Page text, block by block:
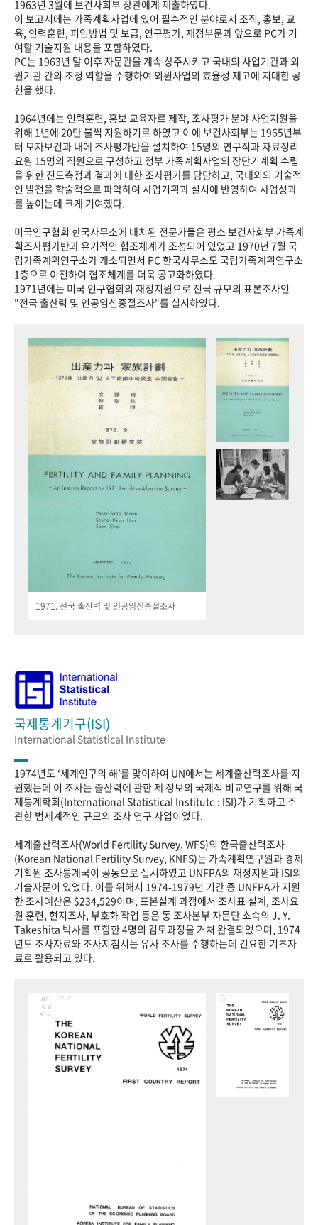
1963년 3월에 보건사회부 장관에게 제출하였다.
이 보고서에는 가족계획사업에 있어 필수적인 분야로서 조직, 홍보, 교
육, 인력훈련, 피임방법 및 보급, 연구평가, 재정부문과 앞으로 PC가 기
여할 기술지원 내용을 포함하였다.
PC는 1963년 말 이후 자문관을 계속 상주시키고 국내의 사업기관과 외
원기관 간의 조정 역할을 수행하여 외원사업의 효율성 제고에 지대한 공
헌을 했다.
1964년에는 인력훈련, 홍보 교육자료 제작, 조사평가 분야 사업지원을
위해 1년에 20만 불씩 지원하기로 하였고 이에 보건사회부는 1965년부
터 모자보건과 내에 조사평가반을 설치하여 15명의 연구직과 자료정리
요원 15명의 직원으로 구성하고 정부 가족계획사업의 장단기계획 수립
을 위한 진도측정과 결과에 대한 조사평가를 담당하고, 국내외의 기술적
인 발전을 학술적으로 파악하여 사업기획과 실시에 반영하여 사업성과
를 높이는데 크게 기여했다.
미국인구협회 한국사무소에 배치된 전문가들은 평소 보건사회부 가족계
획조사평가반과 유기적인 협조체계가 조성되어 있었고 1970년 7월 국
립가족계획연구소가 개소되면서 PC 한국사무소도 국립가족계획연구소
1층으로 이전하여 협조체계를 더욱 공고화하였다.
1971년에는 미국 인구협회의 재정지원으로 전국 규모의 표본조사인
"전국 출산력 및 인공임신중절조사"를 실시하였다.
1971. 전국 출산력 및 인공임신중절조사
국제통계기구(ISI)
International Statistical Institute
1974년도 ‘세계인구의 해’를 맞이하여 UN에서는 세계출산력조사를 지
원했는데 이 조사는 출산력에 관한 제 정보의 국제적 비교연구를 위해 국
제통계학회(International Statistical Institute : ISI)가 기획하고 주
관한 범세계적인 규모의 조사 연구 사업이었다.
세계출산력조사(World Fertility Survey, WFS)의 한국출산력조사
(Korean National Fertility Survey, KNFS)는 가족계획연구원과 경제
기획원 조사통계국이 공동으로 실시하였고 UNFPA의 재정지원과 ISI의
기술자문이 있었다. 이를 위해서 1974-1979년 기간 중 UNFPA가 지원
한 조사예산은 $234,529이며, 표본설계 과정에서 조사표 설계, 조사요
원 훈련, 현지조사, 부호화 작업 등은 동 조사본부 자문단 소속의 J. Y.
Takeshita 박사를 포함한 4명의 검토과정을 거처 완결되었으며, 1974
년도 조사자료와 조사지침서는 유사 조사를 수행하는데 긴요한 기초자
료로 활용되고 있다.